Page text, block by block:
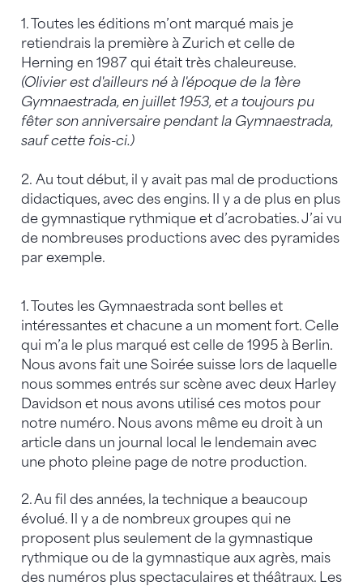
1. Toutes les éditions m’ont marqué mais je
retiendrais la première à Zurich et celle de
Herning en 1987 qui était très chaleureuse.
(Olivier est d'ailleurs né à l'époque de la 1ère
Gymnaestrada, en juillet 1953, et a toujours pu
fêter son anniversaire pendant la Gymnaestrada,
sauf cette fois-ci.)
2. Au tout début, il y avait pas mal de productions
didactiques, avec des engins. Il y a de plus en plus
de gymnastique rythmique et d’acrobaties. J’ai vu
de nombreuses productions avec des pyramides
par exemple.
1. Toutes les Gymnaestrada sont belles et
intéressantes et chacune a un moment fort. Celle
qui m’a le plus marqué est celle de 1995 à Berlin.
Nous avons fait une Soirée suisse lors de laquelle
nous sommes entrés sur scène avec deux Harley
Davidson et nous avons utilisé ces motos pour
notre numéro. Nous avons même eu droit à un
article dans un journal local le lendemain avec
une photo pleine page de notre production.
2. Au fil des années, la technique a beaucoup
évolué. Il y a de nombreux groupes qui ne
proposent plus seulement de la gymnastique
rythmique ou de la gymnastique aux agrès, mais
des numéros plus spectaculaires et théâtraux. Les